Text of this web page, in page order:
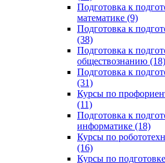
Подготовка к
математике (9)
Подготовка к
(38)
Подготовка к
обществознанию (18)
Подготовка к
(31)
Курсы по
(11)
Подготовка к
информатике (18)
Курсы по
(16)
Курсы по